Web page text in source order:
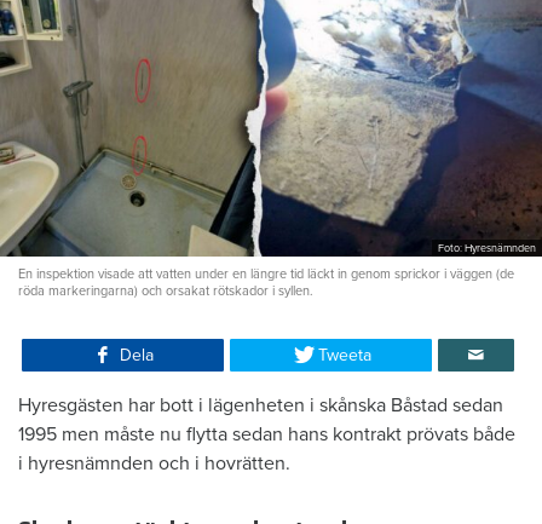
Foto: Hyresnämnden
En inspektion visade att vatten under en längre tid läckt in genom sprickor i väggen (de
röda markeringarna) och orsakat rötskador i syllen.
Dela Tweeta
Hyresgästen har bott i lägenheten i skånska Båstad sedan
1995 men måste nu flytta sedan hans kontrakt prövats både
i hyresnämnden och i hovrätten.